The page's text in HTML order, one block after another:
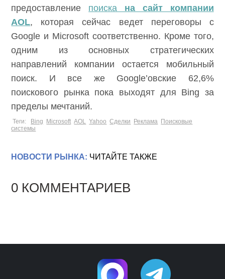
предоставление поиска на сайт компании
AOL, которая сейчас ведет переговоры с
Google и Microsoft соответственно. Кроме того,
одним из основных стратегических
направлений компании остается мобильный
поиск. И все же Google’овские 62,6%
поискового рынка пока выходят для Bing за
пределы мечтаний.
Теги: Bing Microsoft AOL Yahoo Сделки Реклама Поисковые
системы
НОВОСТИ РЫНКА: ЧИТАЙТЕ ТАКЖЕ
0 КОММЕНТАРИЕВ